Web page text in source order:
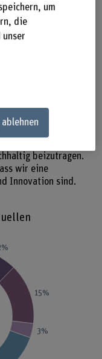
wie die
den SNF und
beizutragen.
wir eine
Innovation sind.
15%
3%
BFH
um
die
unser